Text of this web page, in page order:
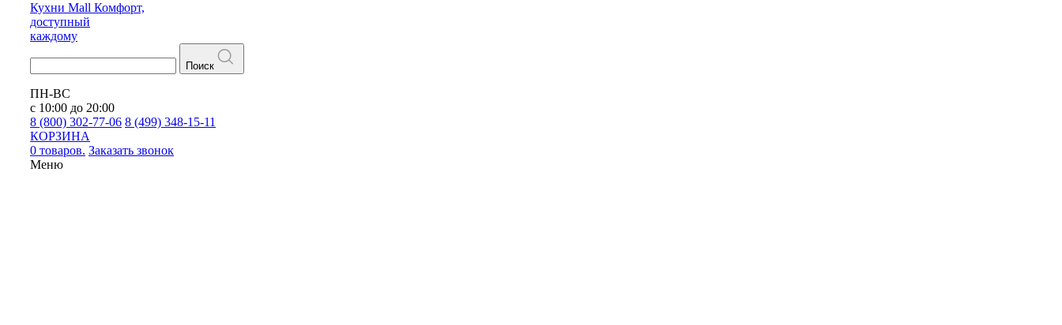
Кухни Mall Комфорт,
доступный
каждому
Поиск
ПН-ВС
с 10:00 до 20:00
8 (800) 302-77-06 8 (499) 348-15-11
КОРЗИНА
0 товаров. Заказать звонок
Меню